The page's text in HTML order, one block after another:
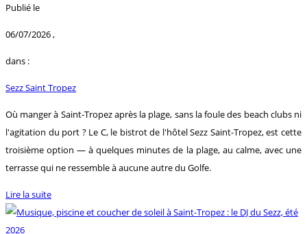
Publié le
06/07/2026,
dans :
Sezz Saint Tropez
Où manger à Saint-Tropez après la plage, sans la foule des beach clubs ni
l'agitation du port ? Le C, le bistrot de l'hôtel Sezz Saint-Tropez, est cette
troisième option — à quelques minutes de la plage, au calme, avec une
terrasse qui ne ressemble à aucune autre du Golfe.
Lire la suite